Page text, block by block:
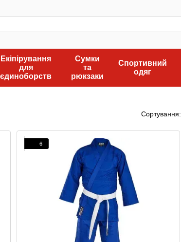
Екіпірування
для
єдиноборств
Сумки
та
рюкзаки
Спортивний
одяг
Сортування:
6